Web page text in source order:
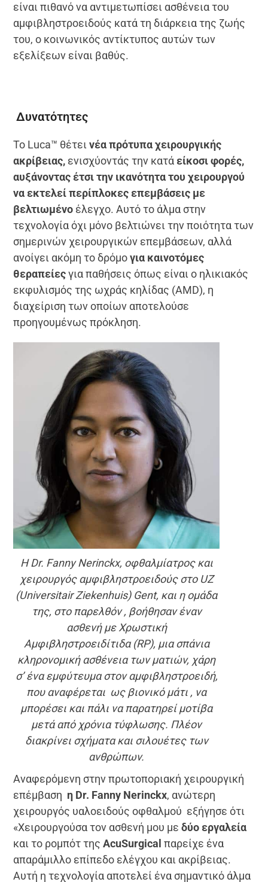
είναι πιθανό να αντιμετωπίσει ασθένεια του
αμφιβληστροειδούς κατά τη διάρκεια της ζωής
του, ο κοινωνικός αντίκτυπος αυτών των
εξελίξεων είναι βαθύς.
Δυνατότητες
Το Luca™ θέτεινέα πρότυπα χειρουργικής
ακρίβειας, ενισχύοντάς την κατά είκοσι φορές,
αυξάνοντας έτσι την ικανότητα του χειρουργού
να εκτελεί περίπλοκες επεμβάσεις με
βελτιωμένο έλεγχο. Αυτό το άλμα στην
τεχνολογία όχι μόνο βελτιώνει την ποιότητα των
σημερινών χειρουργικών επεμβάσεων, αλλά
ανοίγει ακόμη το δρόμογια καινοτόμες
θεραπείεςγια παθήσεις όπως είναι ο ηλικιακός
εκφυλισμός της ωχράς κηλίδας (AMD), η
διαχείριση των οποίων αποτελούσε
προηγουμένως πρόκληση.
Η Dr. Fanny Nerinckx, οφθαλμίατρος και
χειρουργός αμφιβληστροειδούς στο UZ
(Universitair Ziekenhuis) Gent, και η ομάδα
της, στο παρελθόν , βοήθησαν έναν
ασθενή με Χρωστική
Αμφιβληστροειδίτιδα (RP), μια σπάνια
κληρονομική ασθένεια των ματιών, χάρη
σ’ ένα εμφύτευμα στον αμφιβληστροειδή,
που αναφέρεται ως βιονικό μάτι , να
μπορέσει και πάλι να παρατηρεί μοτίβα
μετά από χρόνια τύφλωσης. Πλέον
διακρίνει σχήματα και σιλουέτες των
ανθρώπων.
Αναφερόμενη στην πρωτοποριακή χειρουργική
επέμβαση η Dr. Fanny Nerinckx, ανώτερη
χειρουργός υαλοειδούς οφθαλμού εξήγησε ότι
«Χειρουργούσα τον ασθενή μου μεδύο εργαλεία
και το ρομπότ τηςAcuSurgical παρείχε ένα
απαράμιλλο επίπεδο ελέγχου και ακρίβειας.
Αυτή η τεχνολογία αποτελεί ένα σημαντικό άλμα